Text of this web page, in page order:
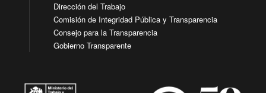
Dirección del Trabajo
Comisión de Integridad Pública y Transparencia
Consejo para la Transparencia
Gobierno Transparente